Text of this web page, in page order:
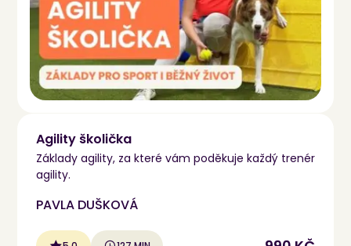
Agility školička
Základy agility, za které vám poděkuje každý trenér
agility.
PAVLA DUŠKOVÁ